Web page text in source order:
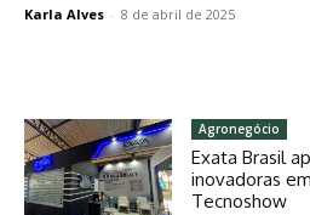
Karla Alves - 8 de abril de 2025
Agronegócio
Exata Brasil
inovadoras
Tecnoshow